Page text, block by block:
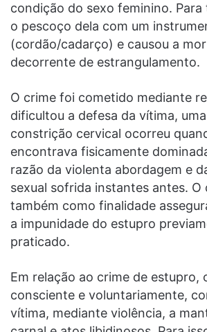
condição do sexo feminino.
o pescoço dela com um
(cordão/cadarço) e causou a
decorrente de estrangulamento.
O crime foi cometido mediante
dificultou a defesa da vítima,
constrição cervical ocorreu
encontrava fisicamente
razão da violenta abordagem e
sexual sofrida instantes antes. O
também como finalidade
a impunidade do estupro
praticado.
Em relação ao crime de estupro,
consciente e voluntariamente,
vítima, mediante violência, a